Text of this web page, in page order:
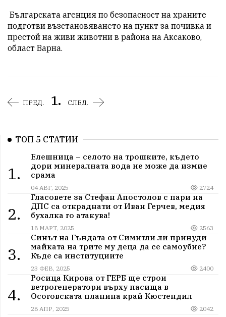
Българската агенция по безопасност на храните
подготви възстановяването на пункт за почивка и
престой на живи животни в района на Аксаково,
област Варна.
ПРЕД. 1. СЛЕД.
ТОП 5 СТАТИИ
1.
Елешница – селото на трошките, където
дори минералната вода не може да измие
срама
04 АВГ, 2025 2724
2.
Гласовете за Стефан Апостолов с пари на
ДПС са откраднати от Иван Герчев, медия
бухалка го атакува!
18 МАРТ, 2025 2563
3.
Синът на Гъндата от Симитли ли принуди
майката на трите му деца да се самоубие?
Къде са институциите
23 ФЕВ, 2025 2400
4.
Росица Кирова от ГЕРБ ще строи
ветрогенератори върху пасища в
Осоговската планина край Кюстендил
28 АПР, 2025 2042